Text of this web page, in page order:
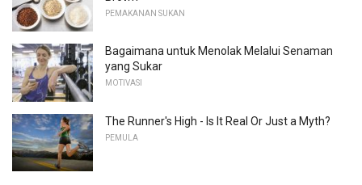
PEMAKANAN SUKAN
Bagaimana untuk Menolak Melalui Senaman
yang Sukar
MOTIVASI
The Runner's High - Is It Real Or Just a Myth?
PEMULA